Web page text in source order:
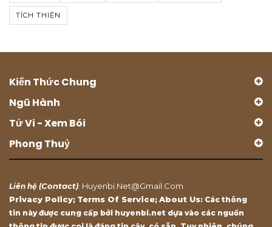
TÍCH THIỆN
Kiến Thức Chung
Ngũ Hành
Tử Vi - Xem Bói
Phong Thuỷ
Liên hệ (Contact): Huyenbi.net@gmail.com
Privacy Policy; Terms Of Service; About Us: Các thông
tin này được cung cấp bởi huyenbi.net dựa vào các nguồn